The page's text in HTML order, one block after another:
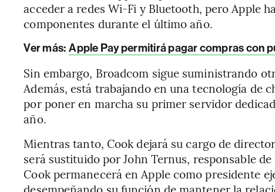
acceder a redes Wi-Fi y Bluetooth, pero Apple
componentes durante el último año.
Ver más: Apple Pay permitirá pagar compras con
Sin embargo, Broadcom sigue suministrando
Además, está trabajando en una tecnología de
por poner en marcha su primer servidor
año.
Mientras tanto, Cook dejará su cargo de
será sustituido por John Ternus, responsable
Cook permanecerá en Apple como presidente